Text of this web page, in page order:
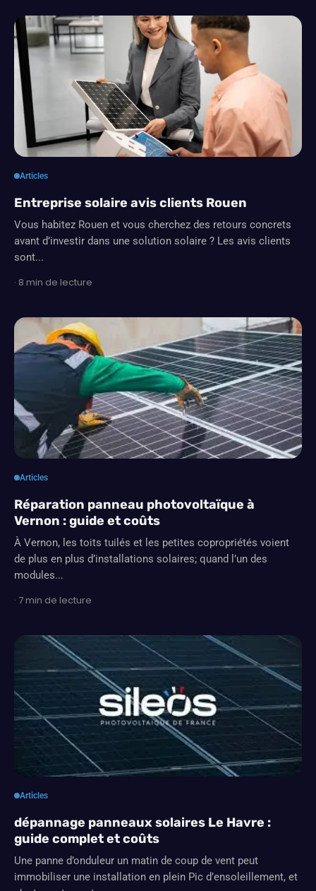
Articles
Entreprise solaire avis clients Rouen
Vous habitez Rouen et vous cherchez des retours concrets
avant d’investir dans une solution solaire ? Les avis clients
sont...
· 8 min de lecture
Articles
Réparation panneau photovoltaïque à
Vernon : guide et coûts
À Vernon, les toits tuilés et les petites copropriétés voient
de plus en plus d’installations solaires; quand l’un des
modules...
· 7 min de lecture
Articles
dépannage panneaux solaires Le Havre :
guide complet et coûts
Une panne d’onduleur un matin de coup de vent peut
immobiliser une installation en plein Pic d’ensoleillement, et